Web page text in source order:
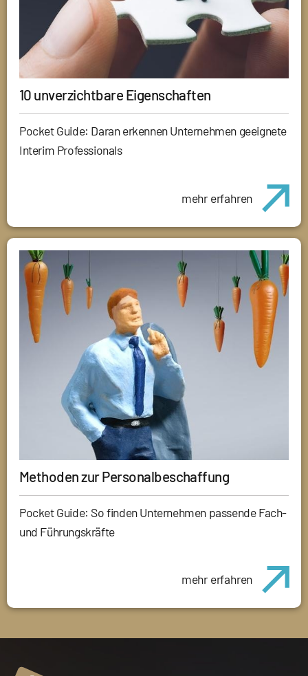
10 unverzichtbare Eigenschaften
Pocket Guide: Daran erkennen Unternehmen geeignete
Interim Professionals
mehr erfahren
Methoden zur Personalbeschaffung
Pocket Guide: So finden Unternehmen passende Fach-
und Führungskräfte
mehr erfahren